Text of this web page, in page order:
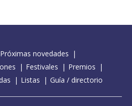
Próximas novedades
Festivales
Premios
Listas Guía / directorio